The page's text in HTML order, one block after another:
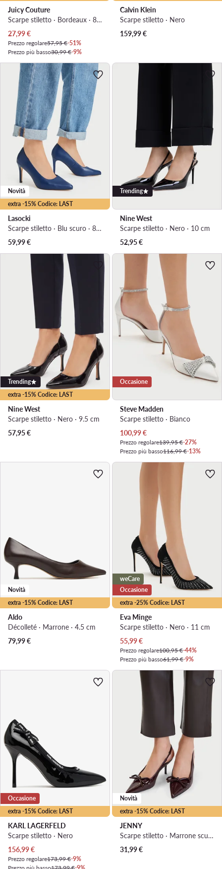
Juicy Couture
Scarpe stiletto · Bordeaux · 8 cm
Prezzo attuale
27,99€
Prezzo regolare57,95 €-51%
Prezzo più basso30,99 €-9%
Calvin Klein
Scarpe stiletto · Nero
159,99€
extra -15% Codice: LAST
Novità
Lasocki
Scarpe stiletto · Blu scuro · 8.5 cm
59,99€
Trending
Nine West
Scarpe stiletto · Nero · 10 cm
52,95€
extra -15% Codice: LAST
Trending
Nine West
Scarpe stiletto · Nero · 9.5 cm
57,95€
Occasione
Steve Madden
Scarpe stiletto · Bianco
Prezzo attuale
100,99€
Prezzo regolare139,95 €-27%
Prezzo più basso116,99 €-13%
extra -15% Codice: LAST
Novità
Aldo
Décolleté · Marrone · 4.5 cm
79,99€
extra -25% Codice: LAST
weCare
Occasione
Eva Minge
Scarpe stiletto · Nero · 11 cm
Prezzo attuale
55,99€
Prezzo regolare100,95 €-44%
Prezzo più basso61,99 €-9%
extra -15% Codice: LAST
Occasione
KARL LAGERFELD
Scarpe stiletto · Nero
Prezzo attuale
156,99€
Prezzo regolare173,99 €-9%
extra -15% Codice: LAST
Novità
JENNY
Scarpe stiletto · Marrone scuro · 7 cm
31,99€